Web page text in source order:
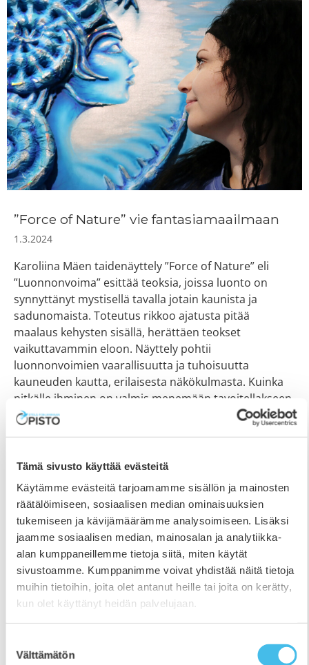
Tämä sivusto käyttää evästeitä
Käytämme evästeitä tarjoamamme sisällön ja mainosten
räätälöimiseen, sosiaalisen median ominaisuuksien
tukemiseen ja kävijämäärämme analysoimiseen. Lisäksi
jaamme sosiaalisen median, mainosalan ja analytiikka-
alan kumppaneillemme tietoja siitä, miten käytät
sivustoamme. Kumppanimme voivat yhdistää näitä tietoja
muihin tietoihin, joita olet antanut heille tai joita on kerätty,
kun olet käyttänyt heidän palvelujaan.
valinta
Välttämätön
”Force of Nature” vie fantasiamaailmaan
1.3.2024
Karoliina Mäen taidenäyttely ”Force of Nature” eli
”Luonnonvoima” esittää teoksia, joissa luonto on
synnyttänyt mystisellä tavalla jotain kaunista ja
sadunomaista. Toteutus rikkoo ajatusta pitää
maalaus kehysten sisällä, herättäen teokset
vaikuttavammin eloon. Näyttely pohtii
luonnonvoimien vaarallisuutta ja tuhoisuutta
kauneuden kautta, erilaisesta näkökulmasta. Kuinka
pitkälle ihminen on valmis menemään tavoitellakseen
itselleen kauneutta? Mitä siitä syntyy, ja ovatko